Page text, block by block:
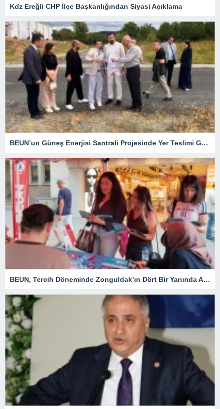
Kdz Ereğli CHP İlçe Başkanlığından Siyasi Açıklama
BEUN’un Güneş Enerjisi Santrali Projesinde Yer Teslimi Gerçekleştirildi
BEUN, Tercih Döneminde Zonguldak’ın Dört Bir Yanında Aday Öğrencilerle Buluşuyor